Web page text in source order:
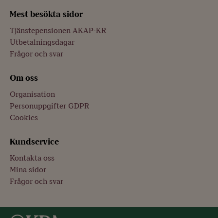
Mest besökta sidor
Tjänstepensionen AKAP-KR
Utbetalningsdagar
Frågor och svar
Om oss
Organisation
Personuppgifter GDPR
Cookies
Kundservice
Kontakta oss
Mina sidor
Frågor och svar